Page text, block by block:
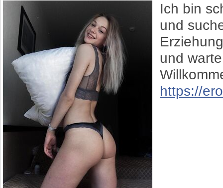
Ich bin
und
und
https://